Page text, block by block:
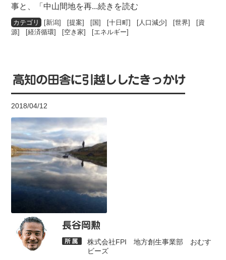
事と、「中山間地を再...続きを読む
[新潟] [提案] [国] [十日町] [人口減少] [世界] [資
源] [経済循環] [空き家] [エネルギー]
高知の田舎に引越ししたきっかけ
2018/04/12
長谷岡勲
株式会社FPI 地方創生事業部 おむす
ビーズ